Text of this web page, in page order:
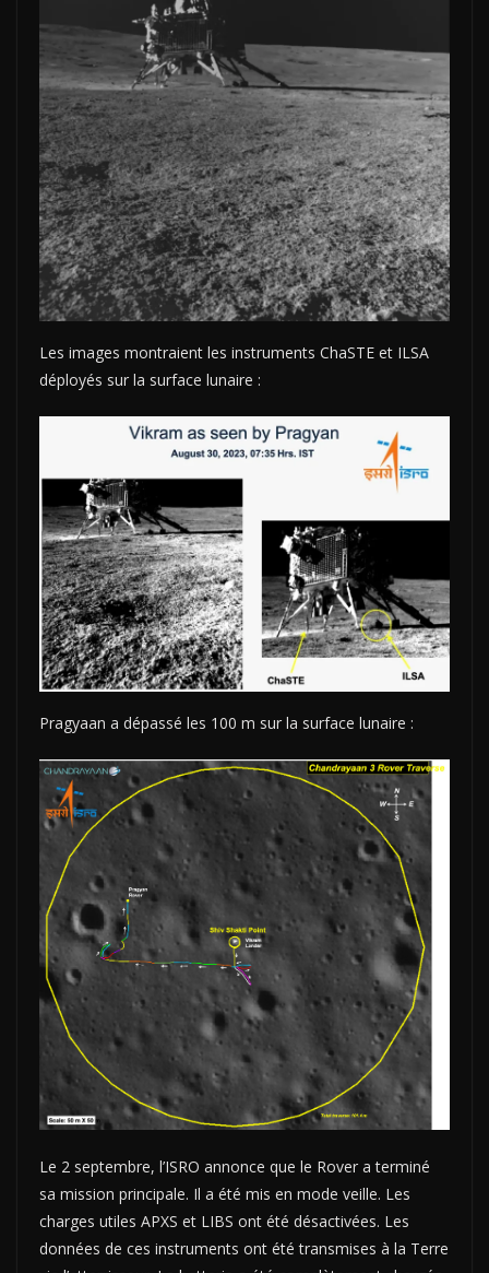
Les images montraient les instruments ChaSTE et ILSA
déployés sur la surface lunaire :
Pragyaan a dépassé les 100 m sur la surface lunaire :
Le 2 septembre, l’ISRO annonce que le Rover a terminé
sa mission principale. Il a été mis en mode veille. Les
charges utiles APXS et LIBS ont été désactivées. Les
données de ces instruments ont été transmises à la Terre